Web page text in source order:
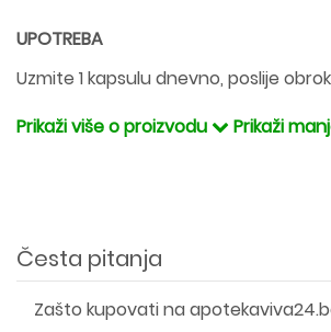
UPOTREBA
Uzmite 1 kapsulu dnevno, poslije
Prikaži više o proizvodu
Prikaži
Česta pitanja
Zašto kupovati na